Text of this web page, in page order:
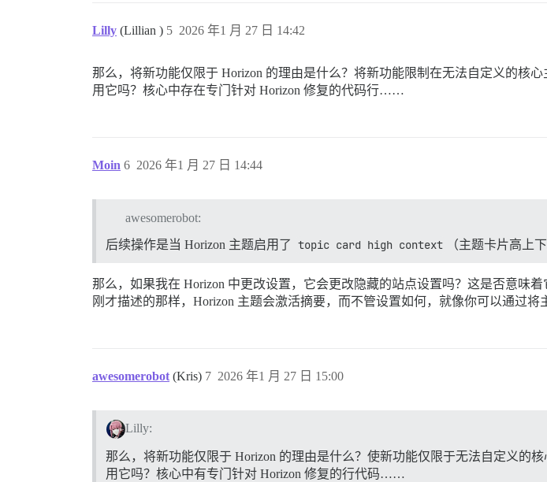
Lilly (Lillian ) 2026 年1 月 27 日 14:42
5
那么，将新功能仅限于 Horizon 的理由是什么？将新功能限制在无法自定义的核
用它吗？核心中存在专门针对 Horizon 修复的代码行……
Moin 2026 年1 月 27 日 14:44
6
awesomerobot:
后续操作是当 Horizon 主题启用了 topic card high context （主题卡片高上
那么，如果我在 Horizon 中更改设置，它会更改隐藏的站点设置吗？这是否意味
刚才描述的那样，Horizon 主题会激活摘要，而不管设置如何，就像你可以通过将
awesomerobot (Kris) 2026 年1 月 27 日 15:00
7
Lilly:
那么，将新功能仅限于 Horizon 的理由是什么？使新功能仅限于无法自定义的
用它吗？核心中有专门针对 Horizon 修复的行代码……